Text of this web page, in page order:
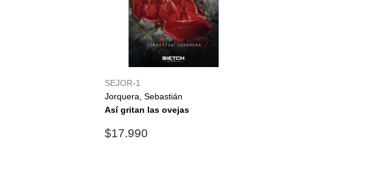
SEJOR-1
Jorquera, Sebastián
Así gritan las ovejas
Precio
$17.990